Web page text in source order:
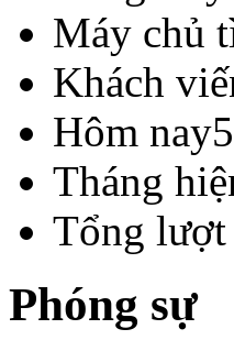
Máy chủ
Khách
Hôm nay
Tháng
Tổng lượt
Phóng sự